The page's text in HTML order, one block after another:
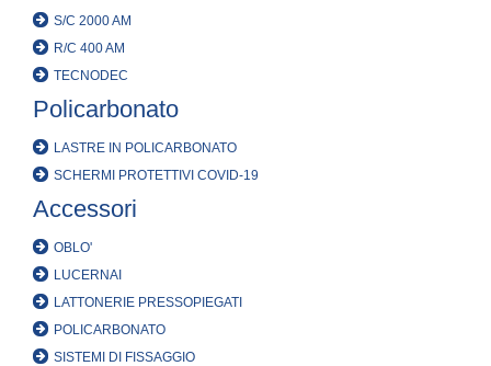
S/C 2000 AM
R/C 400 AM
TECNODEC
Policarbonato
LASTRE IN POLICARBONATO
SCHERMI PROTETTIVI COVID-19
Accessori
OBLO'
LUCERNAI
LATTONERIE PRESSOPIEGATI
POLICARBONATO
SISTEMI DI FISSAGGIO